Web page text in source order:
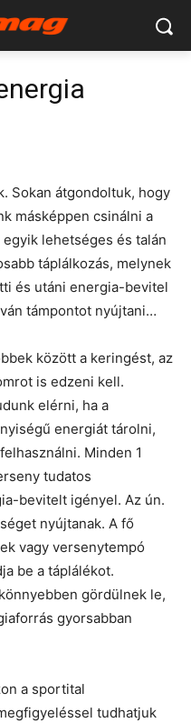
Sokan átgondoltuk, hogy
másképpen csinálni a
lehetséges és talán
táplálkozás, melynek
és utáni energia-bevitel
támpontot nyújtani…
között a keringést, az
is edzeni kell.
elérni, ha a
energiát tárolni,
Minden 1
tudatos
bevitelt igényel. Az ún.
nyújtanak. A fő
vagy versenytempó
be a táplálékot.
gördülnek le,
gyorsabban
a sportital
tudhatjuk